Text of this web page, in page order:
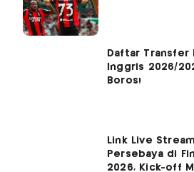
Daftar Transfer
Inggris 2026/
Boros!
Link Live
Persebaya di
2026, Kick-off